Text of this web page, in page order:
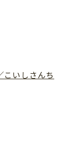
こいしさんち